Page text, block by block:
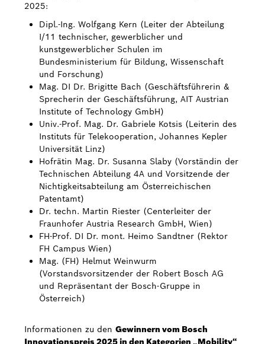
2025:
Dipl.-Ing. Wolfgang Kern (Leiter der Abteilung
I/11 technischer, gewerblicher und
kunstgewerblicher Schulen im
Bundesministerium für Bildung, Wissenschaft
und Forschung)
Mag. DI Dr. Brigitte Bach (Geschäftsführerin &
Sprecherin der Geschäftsführung, AIT Austrian
Institute of Technology GmbH)
Univ.-Prof. Mag. Dr. Gabriele Kotsis (Leiterin des
Instituts für Telekooperation, Johannes Kepler
Universität Linz)
Hofrätin Mag. Dr. Susanna Slaby (Vorständin der
Technischen Abteilung 4A und Vorsitzende der
Nichtigkeitsabteilung am Österreichischen
Patentamt)
Dr. techn. Martin Riester (Centerleiter der
Fraunhofer Austria Research GmbH, Wien)
FH-Prof. DI Dr. mont. Heimo Sandtner (Rektor
FH Campus Wien)
Mag. (FH) Helmut Weinwurm
(Vorstandsvorsitzender der Robert Bosch AG
und Repräsentant der Bosch-Gruppe in
Österreich)
Informationen zu den Gewinnern vom Bosch
Innovationspreis 2025 in den Kategorien „Mobility“